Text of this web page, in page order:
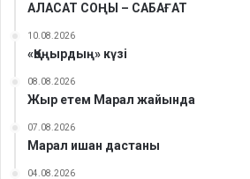
АЛАСАТ СОҢЫ – САБАҒАТ
10.08.2026
«Қоңырдың» күзі
08.08.2026
Жыр етем Марал жайында
07.08.2026
Марал ишан дастаны
04.08.2026